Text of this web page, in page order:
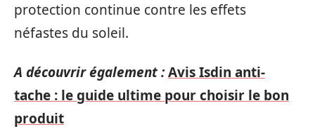
protection continue contre les effets
néfastes du soleil.
A découvrir également :Avis Isdin anti-
tache : le guide ultime pour choisir le bon
produit